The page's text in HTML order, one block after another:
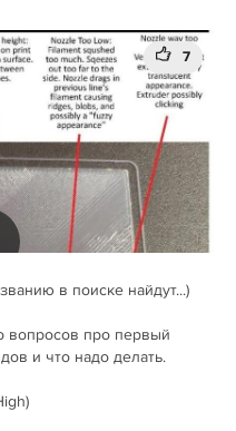
7
в поиске найдут...)
вопросов про первый
и что надо делать.